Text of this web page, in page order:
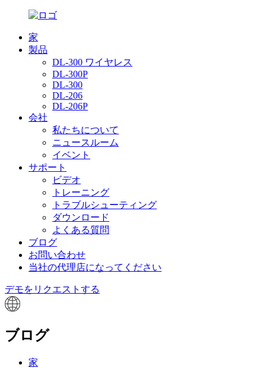
家
製品
DL-300 ワイヤレス
DL-300P
DL-300
DL-206
DL-206P
会社
私たちについて
ニュースルーム
イベント
サポート
ビデオ
トレーニング
トラブルシューティング
ダウンロード
よくある質問
ブログ
お問い合わせ
当社の代理店になってください
デモをリクエストする
ブログ
家